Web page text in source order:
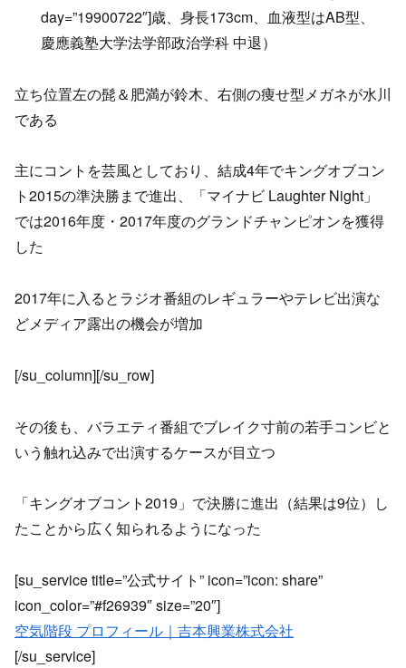
day=”19900722″]歳、身長173cm、血液型はAB型、
慶應義塾大学法学部政治学科 中退）
立ち位置左の髭＆肥満が鈴木、右側の痩せ型メガネが水川
である
主にコントを芸風としており、結成4年でキングオブコン
ト2015の準決勝まで進出、「マイナビ Laughter Night」
では2016年度・2017年度のグランドチャンピオンを獲得
した
2017年に入るとラジオ番組のレギュラーやテレビ出演な
どメディア露出の機会が増加
[/su_column][/su_row]
その後も、バラエティ番組でブレイク寸前の若手コンビと
いう触れ込みで出演するケースが目立つ
「キングオブコント2019」で決勝に進出（結果は9位）し
たことから広く知られるようになった
[su_service title=”公式サイト” icon=”icon: share”
icon_color=”#f26939″ size=”20″]
空気階段 プロフィール｜吉本興業株式会社
[/su_service]